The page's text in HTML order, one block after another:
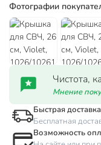
Фотографии
Чистота,
Мнение
Быстрая доставка
Бесплатная
Возможность